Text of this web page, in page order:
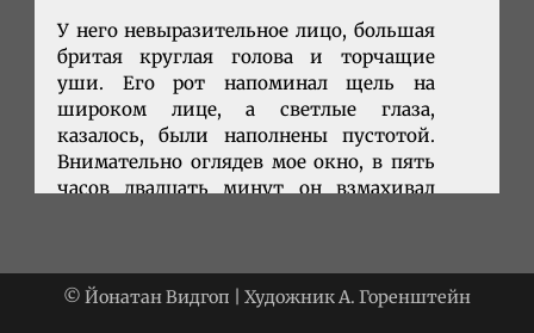
© Йонатан Видгоп | Художник А. Горенштейн
У него невыразительное лицо, большая
бритая круглая голова и торчащие
уши. Его рот напоминал щель на
широком лице, а светлые глаза,
казалось, были наполнены пустотой.
Внимательно оглядев мое окно, в пять
часов двадцать минут он взмахивал
тяжесть на хрупкие кусты городского